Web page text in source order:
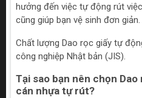
hưởng đến việc tự động rút
cũng giúp bạn vệ sinh đơn giản.
Chất lượng Dao rọc giấy tự
công nghiệp Nhật bản (JIS).
Tại sao bạn nên chọn Dao
cán nhựa tự rút?